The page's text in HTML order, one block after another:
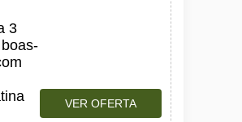
3
VER OFERTA